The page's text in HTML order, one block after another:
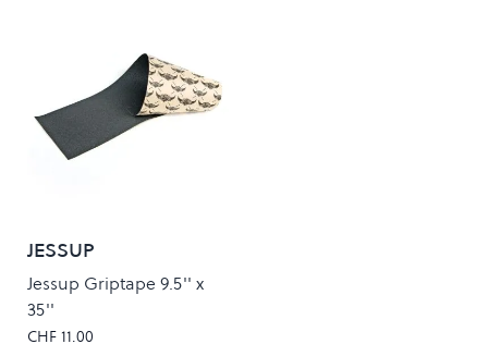
JESSUP
Jessup Griptape 9.5'' x
35''
CHF 11.00